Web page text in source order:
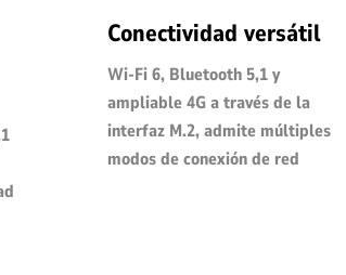
Conectividad versátil
Wi-Fi 6, Bluetooth 5,1 y
ampliable 4G a través de la
interfaz M.2, admite múltiples
modos de conexión de red